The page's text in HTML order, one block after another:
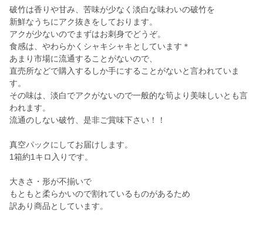
破竹は香りや甘み、苦味が少なく淡白な味わいの破竹を
新鮮なうちにアク抜きをしております。
アクが少ないのでまずはお刺身でどうぞ。
食感は、やわらかくシャキシャキとしています＊
あまり市場に流通することがないので、
直売所などで購入するしか手にすることがないと言われていま
す。
その味は、淡白でアクがないので一般的な筍より美味しいとも言
われます。
流通のしない破竹、是非ご賞味下さい！！
真空パックにしてお届けします。
1箱約1キロ入りです。
大きさ・形が不揃いで
もともと柔らかいので割れているものがあるため
訳あり商品としています。